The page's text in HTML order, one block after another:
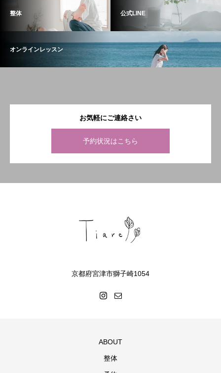
整体 公式LINE
オンラインレッスン
お気軽にご連絡さい
予約状況はこちら
京都府宮津市獅子崎1054
ABOUT
整体